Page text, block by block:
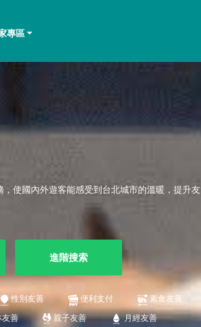
專區
使國內外遊客能感受到台北城市的溫暖，提升友
進階搜索
性別友善 便利支付
素食友善
善 親子友善 月經友善